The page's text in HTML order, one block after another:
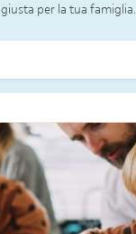
giusta per la tua famiglia.